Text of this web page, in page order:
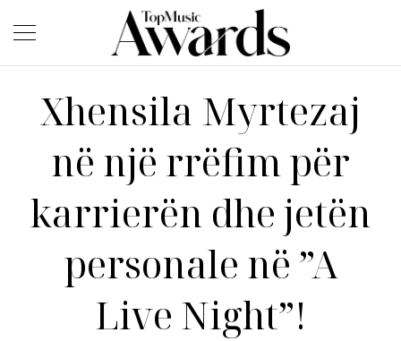
Xhensila Myrtezaj
në një rrëfim për
karrierën dhe jetën
personale në ”A
Live Night”!